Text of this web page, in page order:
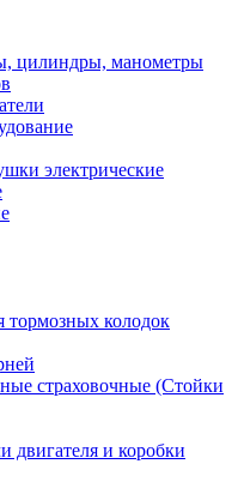
цилиндры, манометры
электрические
тормозных колодок
страховочные (Стойки
двигателя и коробки